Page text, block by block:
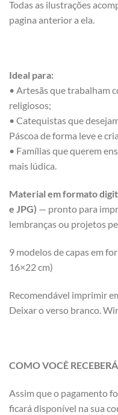
Todas as ilustrações
pagina anterior a ela.
Ideal para:
• Artesãs que trabalham
religiosos;
• Catequistas que
Páscoa de forma leve e
• Famílias que querem
mais lúdica.
Material em formato
e JPG) — pronto para
lembranças ou projetos
9 modelos de capas em
16×22 cm)
Recomendável imprimir
Deixar o verso branco.
COMO VOCÊ
Assim que o pagamento
ficará disponível na sua